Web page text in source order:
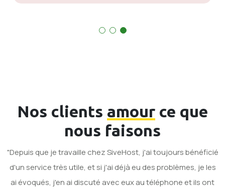
Nos clients amour ce que
nous faisons
"Depuis que je travaille chez SiveHost, j'ai toujours bénéficié
d'un service très utile, et si j'ai déjà eu des problèmes, je les
ai évoqués, j'en ai discuté avec eux au téléphone et ils ont